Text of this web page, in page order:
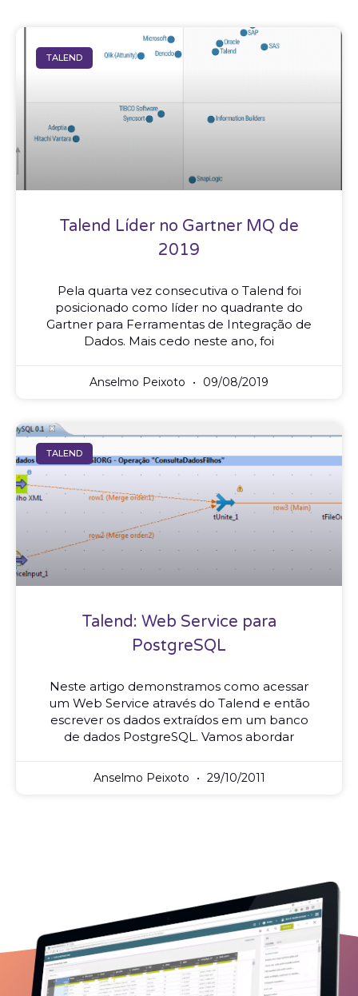
TALEND
Talend Líder no Gartner MQ de
2019
Pela quarta vez consecutiva o Talend foi
posicionado como líder no quadrante do
Gartner para Ferramentas de Integração de
Dados. Mais cedo neste ano, foi
Anselmo Peixoto 09/08/2019
TALEND
Talend: Web Service para
PostgreSQL
Neste artigo demonstramos como acessar
um Web Service através do Talend e então
escrever os dados extraídos em um banco
de dados PostgreSQL. Vamos abordar
Anselmo Peixoto 29/10/2011